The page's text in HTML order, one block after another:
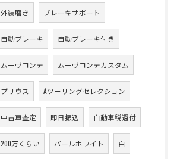
外装磨き ブレーキサポート
自動ブレーキ 自動ブレーキ付き
ムーヴコンテ ムーヴコンテカスタム
プリウス Aツーリングセレクション
中古車査定 即日振込 自動車税還付
200万くらい パールホワイト 白